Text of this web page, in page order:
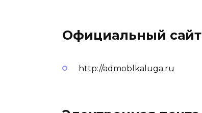
Официальный сайт
http://admoblkaluga.ru